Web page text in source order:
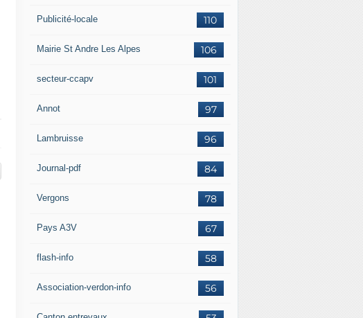
110
Publicité-locale
106
Mairie St Andre Les Alpes
101
secteur-ccapv
97
Annot
96
Lambruisse
84
Journal-pdf
78
Vergons
67
Pays A3V
58
flash-info
56
Association-verdon-info